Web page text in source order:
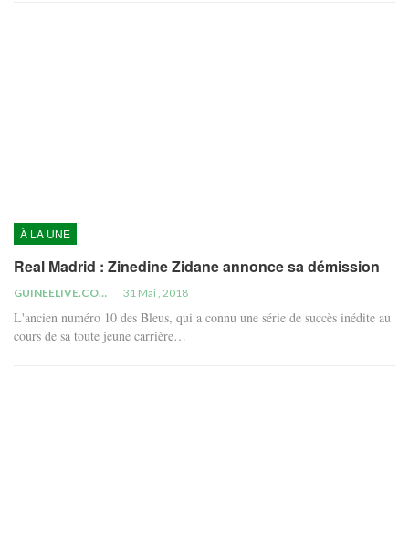
À LA UNE
Real Madrid : Zinedine Zidane annonce sa démission
GUINEELIVE.COM 31 Mai , 2018
L'ancien numéro 10 des Bleus, qui a connu une série de succès inédite au
cours de sa toute jeune carrière…